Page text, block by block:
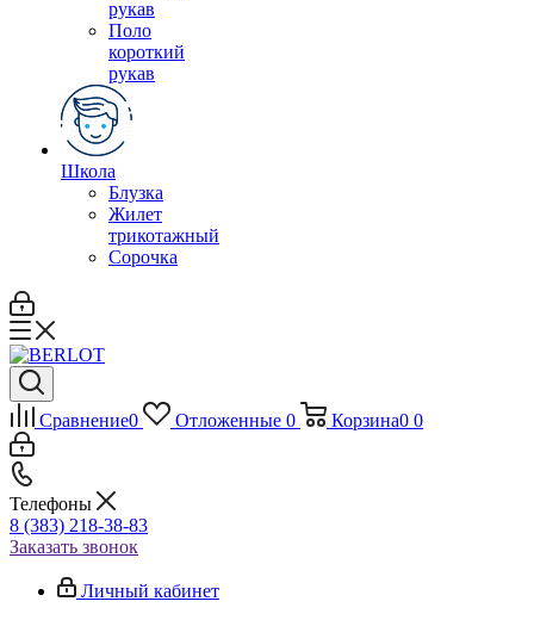
рукав
Поло
короткий
рукав
Школа
Блузка
Жилет
трикотажный
Сорочка
Сравнение0 Отложенные 0 Корзина0 0
Телефоны
8 (383) 218-38-83
Заказать звонок
Личный кабинет